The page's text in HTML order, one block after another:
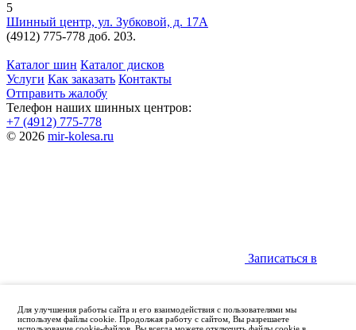
5
Шинный центр, ул. Зубковой, д. 17А
(4912) 775-778 доб. 203.
Каталог шин Каталог дисков
Услуги Как заказать Контакты
Отправить жалобу
Телефон наших шинных центров:
+7 (4912) 775-778
© 2026 mir-kolesa.ru
Записаться в
Для улучшения работы сайта и его взаимодействия с пользователями мы
используем файлы cookie. Продолжая работу с сайтом, Вы разрешаете